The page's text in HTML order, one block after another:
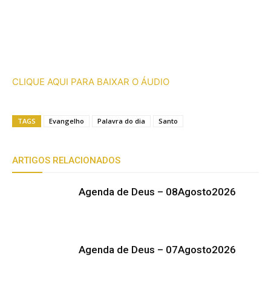
CLIQUE AQUI PARA BAIXAR O ÁUDIO
TAGS Evangelho Palavra do dia Santo
ARTIGOS RELACIONADOS
Agenda de Deus – 08Agosto2026
Agenda de Deus – 07Agosto2026